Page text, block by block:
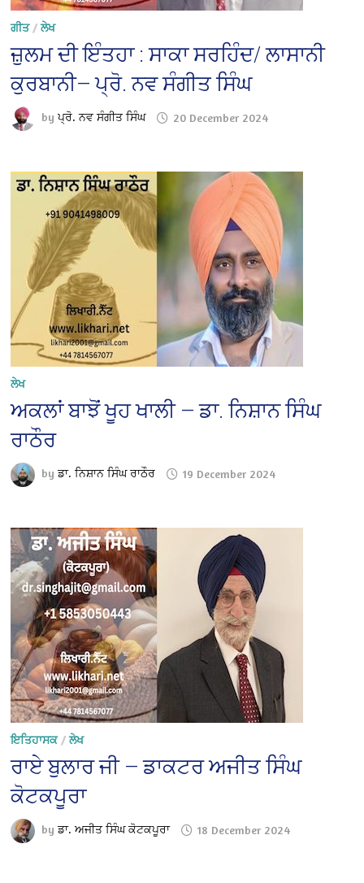
ਗੀਤ/ਲੇਖ
ਜ਼ੁਲਮ ਦੀ ਇੰਤਹਾ : ਸਾਕਾ ਸਰਹਿੰਦ/ ਲਾਸਾਨੀ
ਕੁਰਬਾਨੀ— ਪ੍ਰੋ. ਨਵ ਸੰਗੀਤ ਸਿੰਘ
byਪ੍ਰੋ. ਨਵ ਸੰਗੀਤ ਸਿੰਘ 20 December 2024
ਲੇਖ
ਅਕਲਾਂ ਬਾਝੋਂ ਖੂਹ ਖਾਲੀ — ਡਾ. ਨਿਸ਼ਾਨ ਸਿੰਘ
ਰਾਠੌਰ
byਡਾ. ਨਿਸ਼ਾਨ ਸਿੰਘ ਰਾਠੌਰ 19 December 2024
ਇਤਿਹਾਸਕ/ਲੇਖ
ਰਾਏ ਬੁਲਾਰ ਜੀ — ਡਾਕਟਰ ਅਜੀਤ ਸਿੰਘ
ਕੋਟਕਪੂਰਾ
byਡਾ. ਅਜੀਤ ਸਿੰਘ ਕੋਟਕਪੂਰਾ 18 December 2024